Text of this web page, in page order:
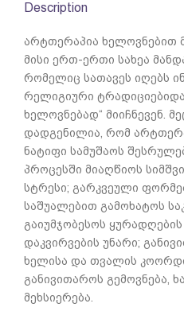
Description
არტთერაპია ხელოვნებით
მისი ერთ-ერთი სახეა
რომელიც სათავეს იღებს
რელიგიური
ხელოვნებად“ მიიჩნევენ.
დადგენილია, რომ
ნატიფი სამუშაოს
პროცესში მიაღწიოს
სტრესი; გარკვეული
საშუალებით გამოხატოს
გაიუმჯობესოს
დაკვირვების უნარი;
ხელისა და თვალის
განივითაროს გემოვნება,
მეხსიერება.